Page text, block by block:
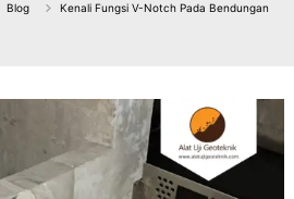
Blog Kenali Fungsi V-Notch Pada Bendungan